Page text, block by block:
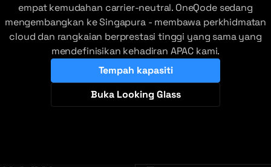
empat kemudahan carrier-neutral. OneQode sedang
mengembangkan ke Singapura - membawa perkhidmatan
cloud dan rangkaian berprestasi tinggi yang sama yang
mendefinisikan kehadiran APAC kami.
Tempah kapasiti
Buka Looking Glass